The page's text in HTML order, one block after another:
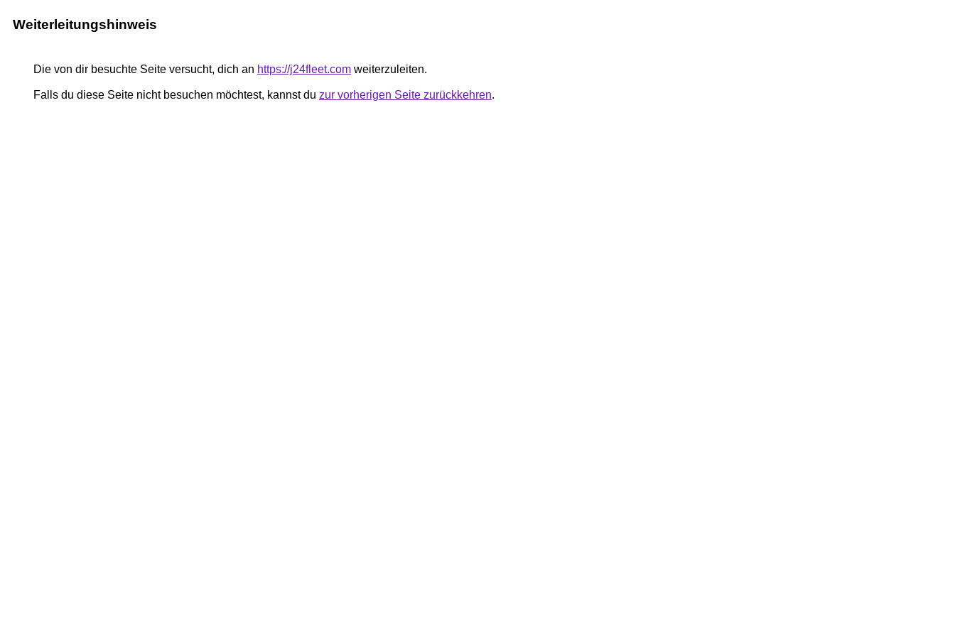
Weiterleitungshinweis
Die von dir besuchte Seite versucht, dich an https://j24fleet.com weiterzuleiten.
Falls du diese Seite nicht besuchen möchtest, kannst du zur vorherigen Seite zurückkehren.